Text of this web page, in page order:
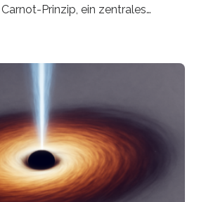
Prinzip, ein zentrales
gilt, deren physikalische
Das
Science Advances veröffentlichte
10.1126/sciadv.adw8462)
oder Dampfturbinen sind
Sie wandeln thermische
Bewegung um – oder anders